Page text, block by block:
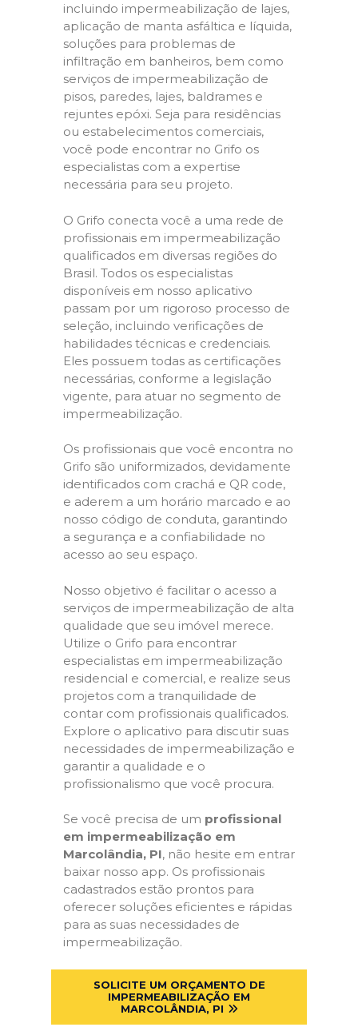
incluindo impermeabilização de lajes,
aplicação de manta asfáltica e líquida,
soluções para problemas de
infiltração em banheiros, bem como
serviços de impermeabilização de
pisos, paredes, lajes, baldrames e
rejuntes epóxi. Seja para residências
ou estabelecimentos comerciais,
você pode encontrar no Grifo os
especialistas com a expertise
necessária para seu projeto.
O Grifo conecta você a uma rede de
profissionais em impermeabilização
qualificados em diversas regiões do
Brasil. Todos os especialistas
disponíveis em nosso aplicativo
passam por um rigoroso processo de
seleção, incluindo verificações de
habilidades técnicas e credenciais.
Eles possuem todas as certificações
necessárias, conforme a legislação
vigente, para atuar no segmento de
impermeabilização.
Os profissionais que você encontra no
Grifo são uniformizados, devidamente
identificados com crachá e QR code,
e aderem a um horário marcado e ao
nosso código de conduta, garantindo
a segurança e a confiabilidade no
acesso ao seu espaço.
Nosso objetivo é facilitar o acesso a
serviços de impermeabilização de alta
qualidade que seu imóvel merece.
Utilize o Grifo para encontrar
especialistas em impermeabilização
residencial e comercial, e realize seus
projetos com a tranquilidade de
contar com profissionais qualificados.
Explore o aplicativo para discutir suas
necessidades de impermeabilização e
garantir a qualidade e o
profissionalismo que você procura.
Se você precisa de um profissional
em impermeabilização em
Marcolândia, PI, não hesite em entrar
baixar nosso app. Os profissionais
cadastrados estão prontos para
oferecer soluções eficientes e rápidas
para as suas necessidades de
impermeabilização.
SOLICITE UM ORÇAMENTO DE
IMPERMEABILIZAÇÃO EM
MARCOLÂNDIA, PI